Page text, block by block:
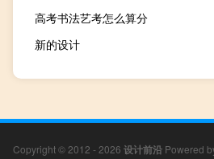
高考书法艺考怎么算分
新的设计
Copyright © 2012 - 2026 设计前沿 Powered